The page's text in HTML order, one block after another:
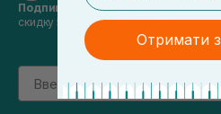
Подпишись на наши новостии
скидку 5% на первый заказ
Email
Отримати